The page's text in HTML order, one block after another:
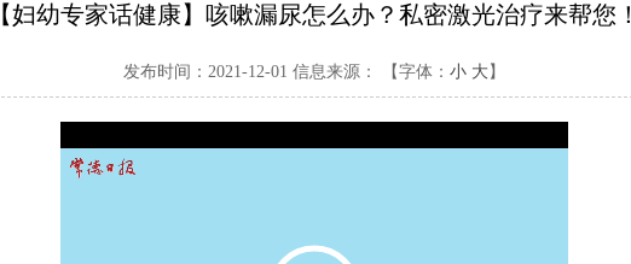
【妇幼专家话健康】咳嗽漏尿怎么办？私密激光治疗来帮您！
发布时间：2021-12-01 信息来源： 【字体： 小 大】